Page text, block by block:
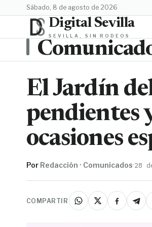
sábado, 8 de agosto de 2026
Digital Sevilla
SEVILLA, SIN RODEOS
El Jardín
pendientes
ocasiones
Por Redacción · Comunicados·28
COMPARTIR